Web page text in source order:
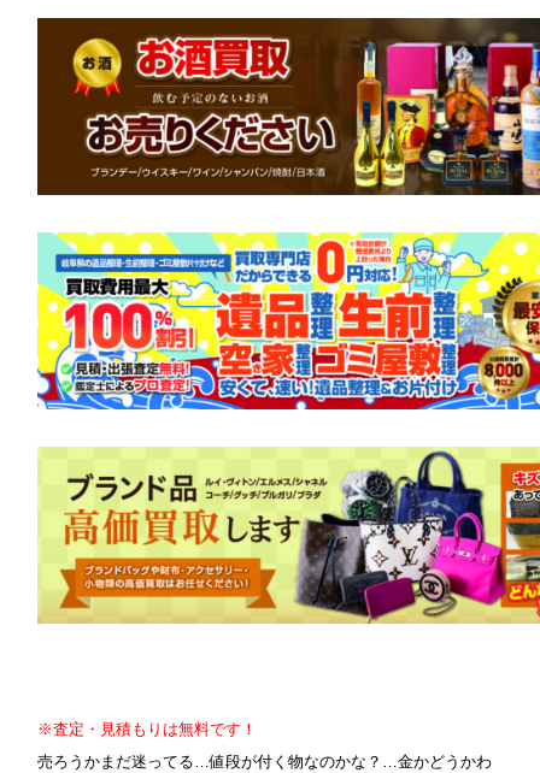
※査定・見積もりは無料です！
売ろうかまだ迷ってる…値段が付く物なのかな？…金かどうかわ